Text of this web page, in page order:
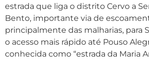
estrada que liga o distrito Cervo a
Bento, importante via de
principalmente das malharias, para
o acesso mais rápido até Pouso
conhecida como “estrada da Maria